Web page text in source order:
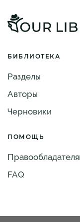
БИБЛИОТЕКА
Разделы
Авторы
Черновики
ПОМОЩЬ
FAQ